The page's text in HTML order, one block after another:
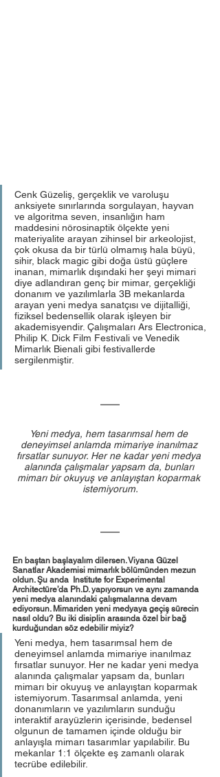
Cenk Güzeliş, gerçeklik ve varoluşu
anksiyete sınırlarında sorgulayan, hayvan
ve algoritma seven, insanlığın ham
maddesini nörosinaptik ölçekte yeni
materiyalite arayan zihinsel bir arkeolojist,
çok okusa da bir türlü olmamış hala büyü,
sihir, black magic gibi doğa üstü güçlere
inanan, mimarlık dışındaki her şeyi mimari
diye adlandıran genç bir mimar, gerçekliği
donanım ve yazılımlarla 3B mekanlarda
arayan yeni medya sanatçısı ve dijitalliği,
fiziksel bedensellik olarak işleyen bir
akademisyendir. Çalışmaları Ars Electronica,
Philip K. Dick Film Festivali ve Venedik
Mimarlık Bienali gibi festivallerde
sergilenmiştir.
Yeni medya, hem tasarımsal hem de
deneyimsel anlamda mimariye inanılmaz
fırsatlar sunuyor. Her ne kadar yeni medya
alanında çalışmalar yapsam da, bunları
mimarı bir okuyuş ve anlayıştan koparmak
istemiyorum.
En baştan başlayalım dilersen. Viyana Güzel
Sanatlar Akademisi mimarlık bölümünden mezun
oldun. Şu anda  Institute for Experimental
Architectüre’da Ph.D. yapıyorsun ve aynı zamanda
yeni medya alanındaki çalışmalarına devam
ediyorsun. Mimariden yeni medyaya geçiş sürecin
nasıl oldu? Bu iki disiplin arasında özel bir bağ
kurduğundan söz edebilir miyiz?
Yeni medya, hem tasarımsal hem de
deneyimsel anlamda mimariye inanılmaz
fırsatlar sunuyor. Her ne kadar yeni medya
alanında çalışmalar yapsam da, bunları
mimarı bir okuyuş ve anlayıştan koparmak
istemiyorum. Tasarımsal anlamda, yeni
donanımların ve yazılımların sunduğu
interaktif arayüzlerin içerisinde, bedensel
olgunun de tamamen içinde olduğu bir
anlayışla mimarı tasarımlar yapılabilir. Bu
mekanlar 1:1 ölçekte eş zamanlı olarak
tecrübe edilebilir.